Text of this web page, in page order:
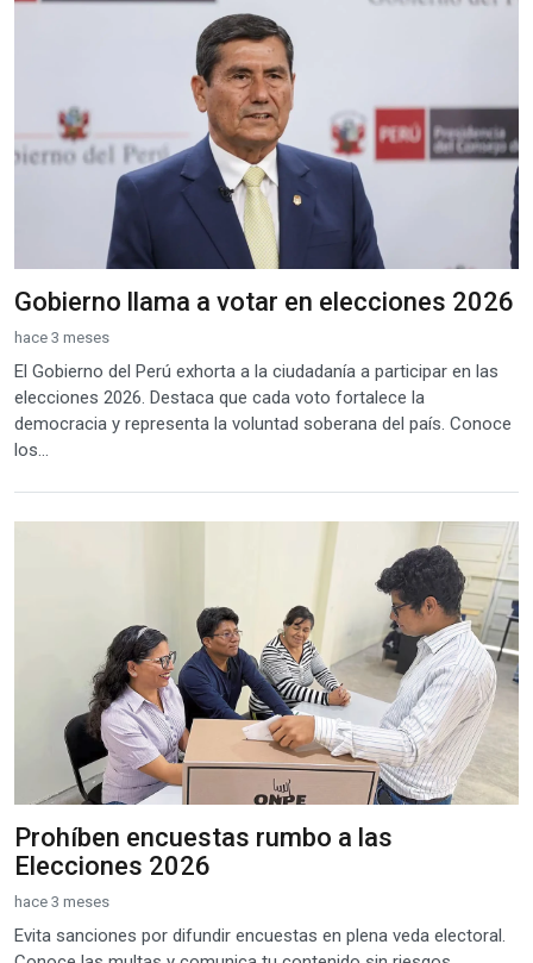
Gobierno llama a votar en elecciones 2026
hace 3 meses
El Gobierno del Perú exhorta a la ciudadanía a participar en las
elecciones 2026. Destaca que cada voto fortalece la
democracia y representa la voluntad soberana del país. Conoce
los...
Prohíben encuestas rumbo a las
Elecciones 2026
hace 3 meses
Evita sanciones por difundir encuestas en plena veda electoral.